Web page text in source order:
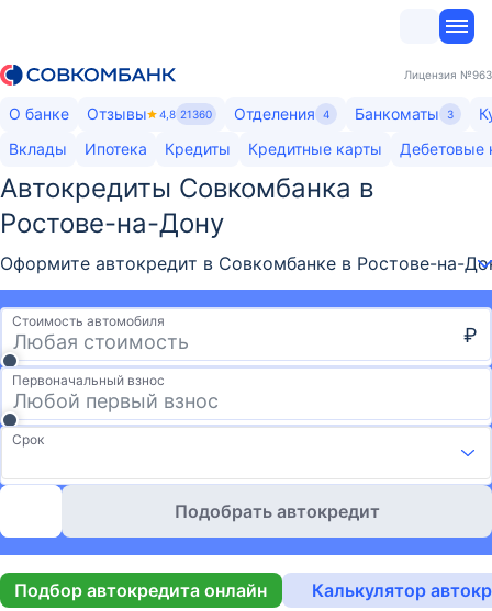
Лицензия №963
О банке Отзывы 4,8 21360 Отделения 4 Банкоматы 3
Вклады
Ипотека Кредиты Кредитные карты Дебетовые
Автокредиты Совкомбанка​ в
Ростове-на-Дону
Оформите автокредит в Совкомбанке в Ростове-на-
Стоимость автомобиля
₽
Первоначальный взнос
Срок
Подобрать автокредит
Подбор автокредита онлайн Калькулятор